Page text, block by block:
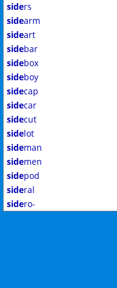
siders
sidearm
sideart
sidebar
sidebox
sideboy
sidecap
sidecar
sidecut
sidelot
sideman
sidemen
sidepod
sideral
sidero-